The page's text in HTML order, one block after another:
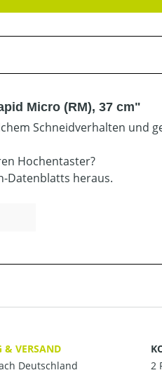
Micro (RM), 37 cm"
Schneidverhalten und
Hochentaster?
Datenblatts heraus.
& VERSAND
Deutschland
2